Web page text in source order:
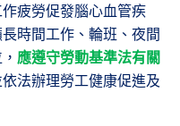
疲勞促發腦心血管疾
時間工作、輪班、夜間
應遵守勞動基準法有關
依法辦理勞工健康促進及